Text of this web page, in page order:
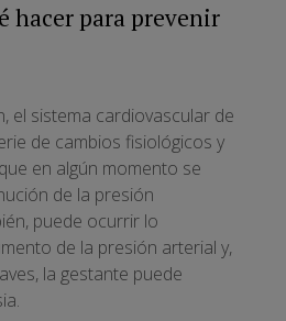
hacer para prevenir
el sistema cardiovascular de
de cambios fisiológicos y
en algún momento se
de la presión
puede ocurrir lo
de la presión arterial y,
la gestante puede